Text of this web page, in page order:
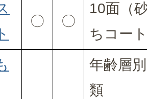
〇 〇
10面（
ちコー
年齢層
類